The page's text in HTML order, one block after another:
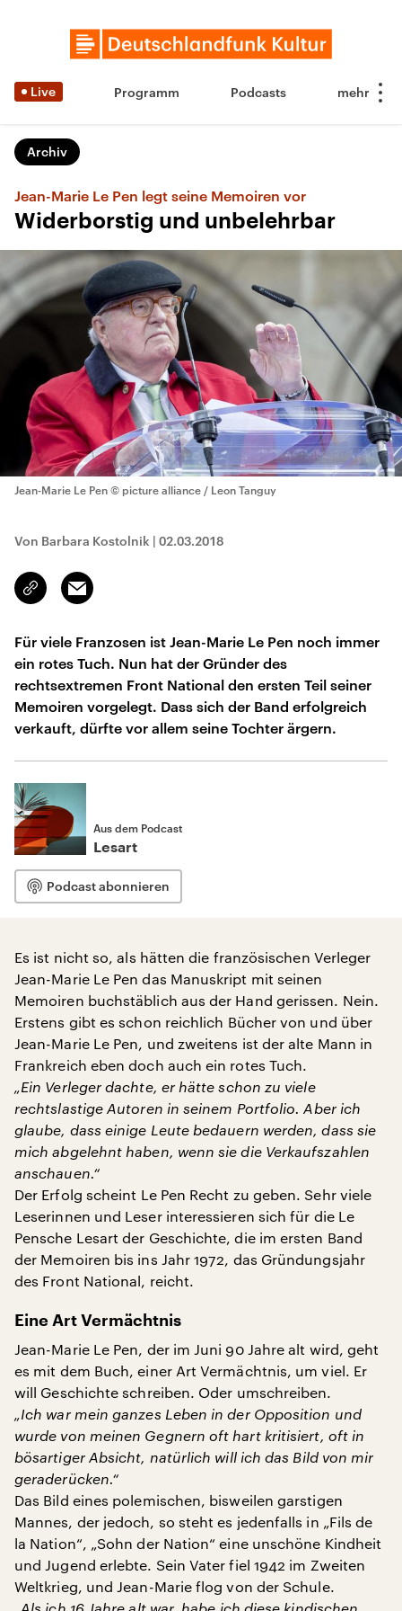
Live Programm Podcasts
Archiv
Jean-Marie Le Pen legt seine Memoiren vor
Widerborstig und unbelehrbar
Jean-Marie Le Pen © picture alliance / Leon Tanguy
Von Barbara Kostolnik | 02.03.2018
Link
kopieren/teilen
Email
Für viele Franzosen ist Jean-Marie Le Pen noch immer
ein rotes Tuch. Nun hat der Gründer des
rechtsextremen Front National den ersten Teil seiner
Memoiren vorgelegt. Dass sich der Band erfolgreich
verkauft, dürfte vor allem seine Tochter ärgern.
Aus dem Podcast
Lesart
Podcast abonnieren
Es ist nicht so, als hätten die französischen Verleger
Jean-Marie Le Pen das Manuskript mit seinen
Memoiren buchstäblich aus der Hand gerissen. Nein.
Erstens gibt es schon reichlich Bücher von und über
Jean-Marie Le Pen, und zweitens ist der alte Mann in
Frankreich eben doch auch ein rotes Tuch.
„Ein Verleger dachte, er hätte schon zu viele
rechtslastige Autoren in seinem Portfolio. Aber ich
glaube, dass einige Leute bedauern werden, dass sie
mich abgelehnt haben, wenn sie die Verkaufszahlen
anschauen.“
Der Erfolg scheint Le Pen Recht zu geben. Sehr viele
Leserinnen und Leser interessieren sich für die Le
Pensche Lesart der Geschichte, die im ersten Band
der Memoiren bis ins Jahr 1972, das Gründungsjahr
des Front National, reicht.
Eine Art Vermächtnis
Jean-Marie Le Pen, der im Juni 90 Jahre alt wird, geht
es mit dem Buch, einer Art Vermächtnis, um viel. Er
will Geschichte schreiben. Oder umschreiben.
„Ich war mein ganzes Leben in der Opposition und
wurde von meinen Gegnern oft hart kritisiert, oft in
bösartiger Absicht, natürlich will ich das Bild von mir
geraderücken.“
Das Bild eines polemischen, bisweilen garstigen
Mannes, der jedoch, so steht es jedenfalls in „Fils de
la Nation“, „Sohn der Nation“ eine unschöne Kindheit
und Jugend erlebte. Sein Vater fiel 1942 im Zweiten
Weltkrieg, und Jean-Marie flog von der Schule.